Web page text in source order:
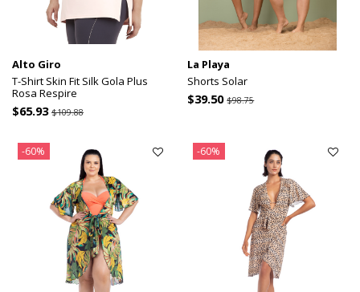
Alto Giro
T-Shirt Skin Fit Silk Gola Plus
Rosa Respire
$65.93 $109.88
La Playa
Shorts Solar
$39.50$98.75
-60% -60%